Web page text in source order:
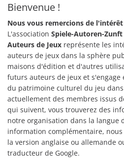
Bienvenue !
Nous vous remercions de
L'association Spiele-Autoren-Zunft
Auteurs de Jeux représente les
auteurs de jeux dans la sphère
maisons d'édition et d'autres
futurs auteurs de jeux et
du patrimoine culturel du jeu dans
actuellement des membres issus
qui suivent, vous trouverez des
notre organisation dans la langue
information complémentaire,
la version anglaise ou allemande
traducteur de Google.